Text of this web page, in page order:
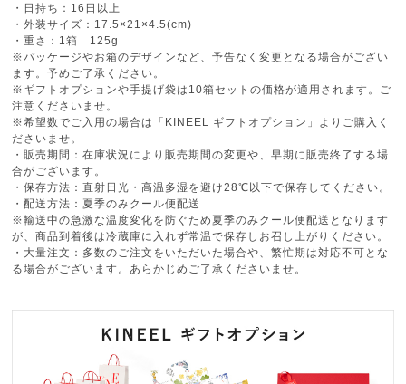
・日持ち：16日以上
・外装サイズ：17.5×21×4.5(cm)
・重さ：1箱 125g
※パッケージやお箱のデザインなど、予告なく変更となる場合がござい
ます。予めご了承ください。
※ギフトオプションや手提げ袋は10箱セットの価格が適用されます。ご
注意くださいませ。
※希望数でご入用の場合は「KINEEL ギフトオプション」よりご購入く
ださいませ。
・販売期間：在庫状況により販売期間の変更や、早期に販売終了する場
合がございます。
・保存方法：直射日光・高温多湿を避け28℃以下で保存してください。
・配送方法：夏季のみクール便配送
※輸送中の急激な温度変化を防ぐため夏季のみクール便配送となります
が、商品到着後は冷蔵庫に入れず常温で保存しお召し上がりください。
・大量注文：多数のご注文をいただいた場合や、繁忙期は対応不可とな
る場合がございます。あらかじめご了承くださいませ。